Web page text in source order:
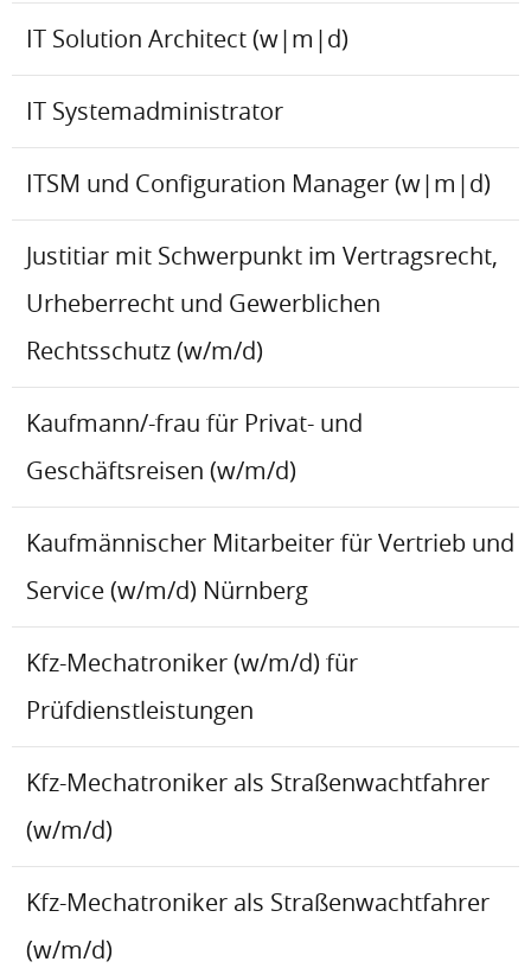
IT Solution Architect (w|m|d)
IT Systemadministrator
ITSM und Configuration Manager (w|m|d)
Justitiar mit Schwerpunkt im Vertragsrecht,
Urheberrecht und Gewerblichen
Rechtsschutz (w/m/d)
Kaufmann/-frau für Privat- und
Geschäftsreisen (w/m/d)
Kaufmännischer Mitarbeiter für Vertrieb und
Service (w/m/d) Nürnberg
Kfz-Mechatroniker (w/m/d) für
Prüfdienstleistungen
Kfz-Mechatroniker als Straßenwachtfahrer
(w/m/d)
Kfz-Mechatroniker als Straßenwachtfahrer
(w/m/d)